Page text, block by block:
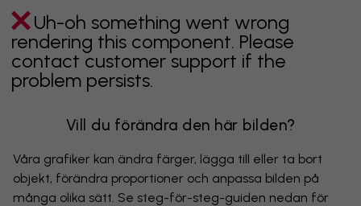
Uh-oh something went wrong
rendering this component. Please
contact customer support if the
problem persists.
Vill du förändra den här bilden?
Våra grafiker kan ändra färger, lägga till eller ta bort
objekt, förändra proportioner och anpassa bilden på
många olika sätt. Se steg-för-steg-guiden nedan för